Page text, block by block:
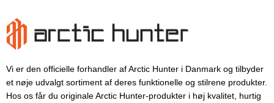
Vi er den officielle forhandler af Arctic Hunter i Danmark og tilbyder
et nøje udvalgt sortiment af deres funktionelle og stilrene produkter.
Hos os får du originale Arctic Hunter-produkter i høj kvalitet, hurtig